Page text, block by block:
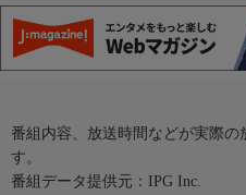
番組内容、放送時間などが実際
す。
番組データ提供元：IPG Inc.